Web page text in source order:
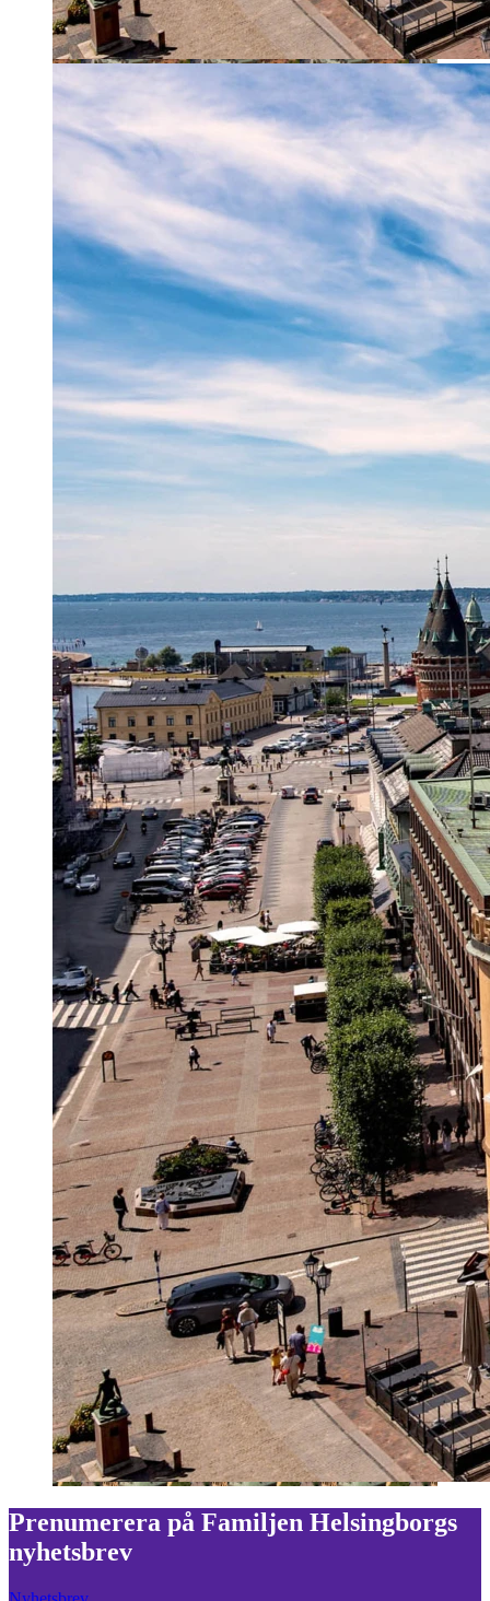
Prenumerera på Familjen Helsingborgs
nyhetsbrev